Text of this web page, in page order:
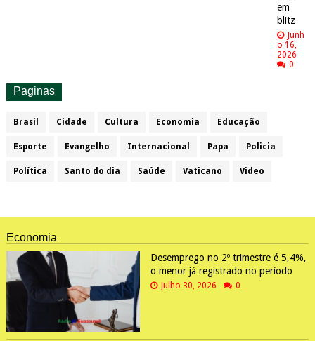
em
blitz
Junh
o 16,
2026
0
Paginas
Brasil Cidade Cultura Economia Educação
Esporte Evangelho Internacional Papa Policia
Política Santo do dia Saúde Vaticano Video
Economia
Desemprego no 2º trimestre é 5,4%,
o menor já registrado no período
Julho 30, 2026 0